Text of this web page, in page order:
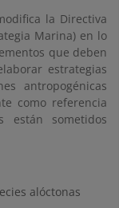
la Directiva
Marina) en lo
que deben
estrategias
antropogénicas
como referencia
sometidos
alóctonas